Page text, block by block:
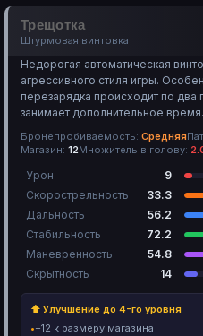
Трещотка
Штурмовая винтовка
Недорогая автоматическая
агрессивного стиля игры.
перезарядка происходит по два
занимает дополнительное время.
Бронепробиваемость: Средняя
Магазин: 12Множитель в голову:
Урон
9
Скорострельность
33.3
Дальность
56.2
Стабильность
72.2
Маневренность
54.8
Скрытность
14
⬆ Улучшение до 4-го уровня
+12 к размеру магазина